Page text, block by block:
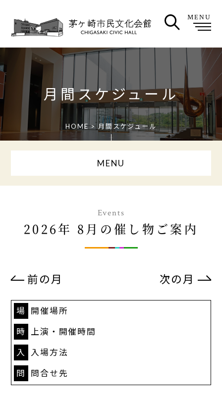
MENU
月間スケジュール
HOME> 月間スケジュール
MENU
Events
2026年 8月の催し物ご案内
前の月 次の月
場
開催場所
時
上演・開催時間
入
入場方法
問
問合せ先